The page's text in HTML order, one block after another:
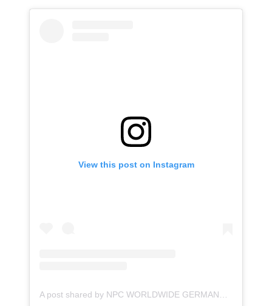
View this post on Instagram